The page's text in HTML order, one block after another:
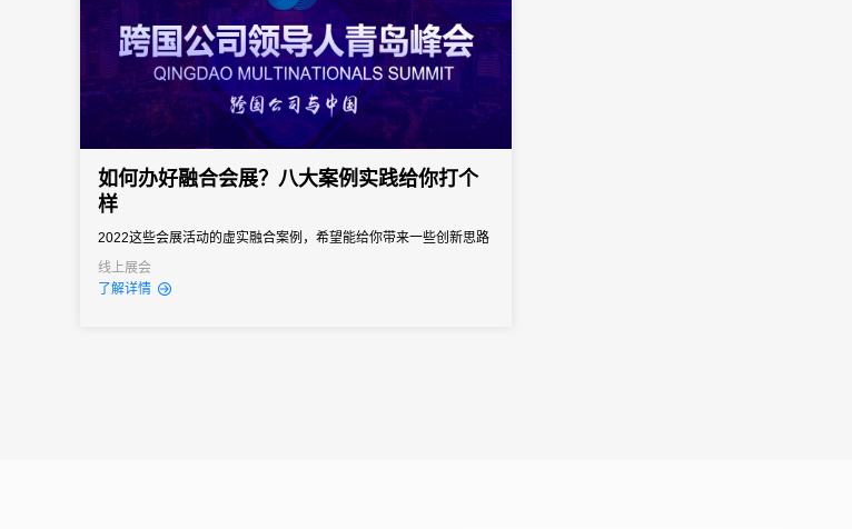
如何办好融合会展？八大案例实践给你打个
样
2022这些会展活动的虚实融合案例，希望能给你带来一些创新思路
和借鉴……
线上展会
了解详情